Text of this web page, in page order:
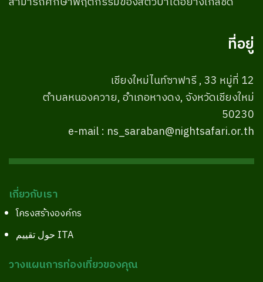
ที่อยู่
เชียงใหม่ไนท์ซาฟารี , 33 หมู่ที่ 12
ตำบลหนองควาย, อำเภอหางดง, จังหวัดเชียงใหม่
50230
e-mail : ns_saraban@nightsafari.or.th
เกี่ยวกับเรา
โครงสร้างองค์กร
حول تقييم ITA
วางแผนการท่องเที่ยวของคุณ